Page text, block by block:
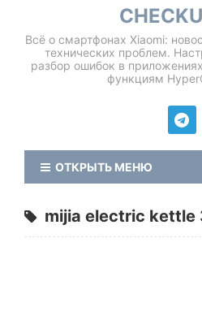
Всё о смартфонах Xiaomi:
технических проблем.
разбор ошибок в
функциям
ОТКРЫТЬ МЕНЮ
mijia electric kettle